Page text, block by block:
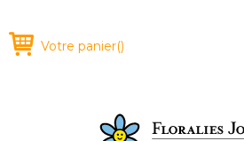
Votre panier()